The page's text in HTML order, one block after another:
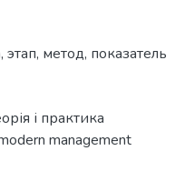
, этап, метод, показатель
і практика
management